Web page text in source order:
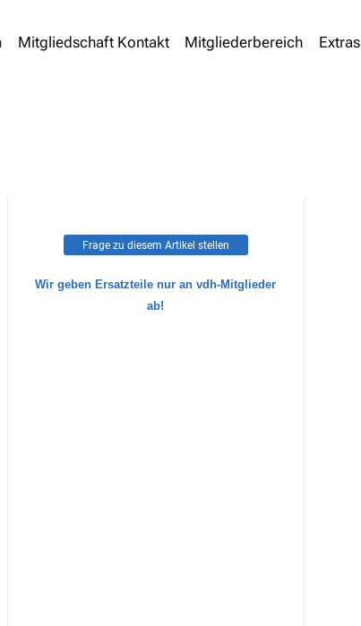
Mitgliedschaft Kontakt Mitgliederbereich Extras
Frage zu diesem Artikel stellen
Wir geben Ersatzteile nur an vdh-Mitglieder
ab!